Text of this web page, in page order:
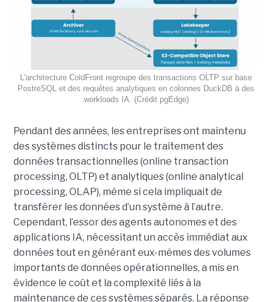
L'architecture ColdFront regroupe des transactions OLTP sur base
PostreSQL et des requêtes analytiques en colonnes DuckDB à des
workloads IA. (Crédit pgEdge)
Pendant des années, les entreprises ont maintenu
des systèmes distincts pour le traitement des
données transactionnelles (online transaction
processing, OLTP) et analytiques (online analytical
processing, OLAP), même si cela impliquait de
transférer les données d’un système à l’autre.
Cependant, l’essor des agents autonomes et des
applications IA, nécessitant un accès immédiat aux
données tout en générant eux-mêmes des volumes
importants de données opérationnelles, a mis en
évidence le coût et la complexité liés à la
maintenance de ces systèmes séparés. La réponse